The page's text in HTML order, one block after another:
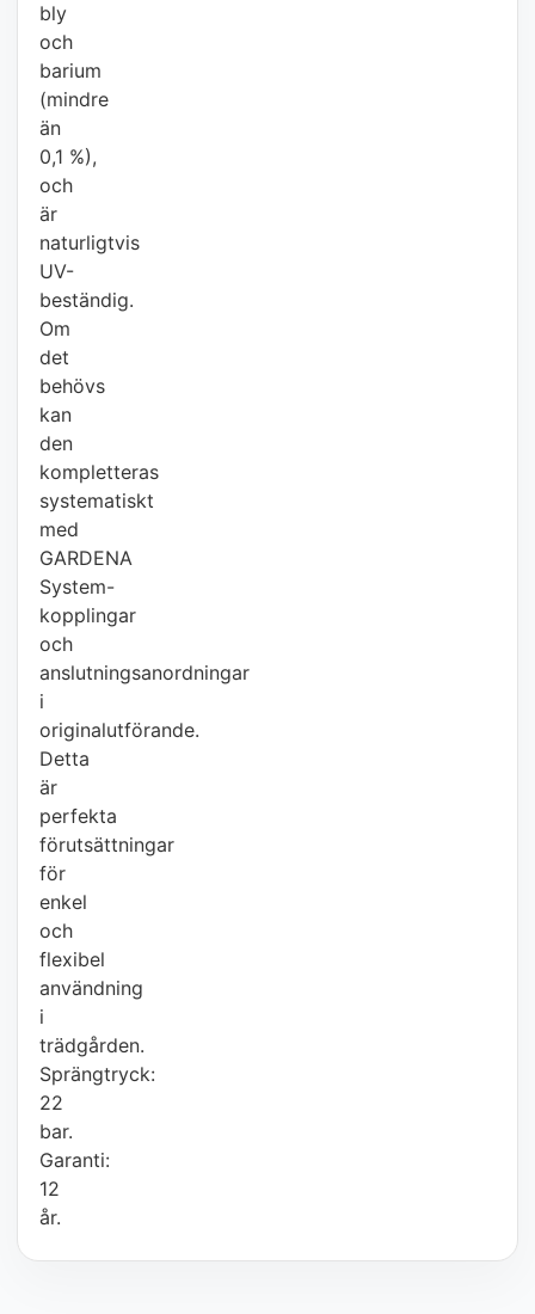
bly
och
barium
(mindre
än
0,1 %),
och
är
naturligtvis
UV-
beständig.
Om
det
behövs
kan
den
kompletteras
systematiskt
med
GARDENA
System-
kopplingar
och
anslutningsanordningar
i
originalutförande.
Detta
är
perfekta
förutsättningar
för
enkel
och
flexibel
användning
i
trädgården.
Sprängtryck:
22
bar.
Garanti:
12
år.